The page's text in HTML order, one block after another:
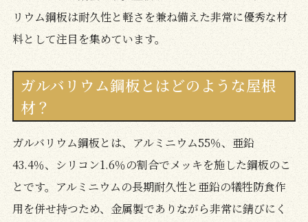
リウム鋼板は耐久性と軽さを兼ね備えた非常に優秀な材
料として注目を集めています。
ガルバリウム鋼板とはどのような屋根
材？
ガルバリウム鋼板とは、アルミニウム55％、亜鉛
43.4％、シリコン1.6％の割合でメッキを施した鋼板のこ
とです。アルミニウムの長期耐久性と亜鉛の犠牲防食作
用を併せ持つため、金属製でありながら非常に錆びにく